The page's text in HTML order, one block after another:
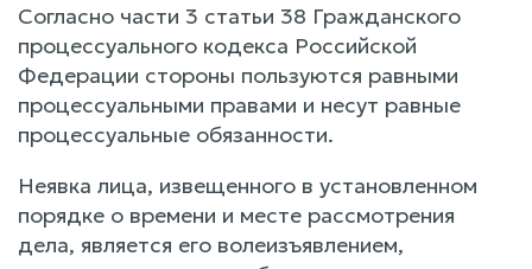
Согласно части 3 статьи 38 Гражданского
процессуального кодекса Российской
Федерации стороны пользуются равными
процессуальными правами и несут равные
процессуальные обязанности.
Неявка лица, извещенного в установленном
порядке о времени и месте рассмотрения
дела, является его волеизъявлением,